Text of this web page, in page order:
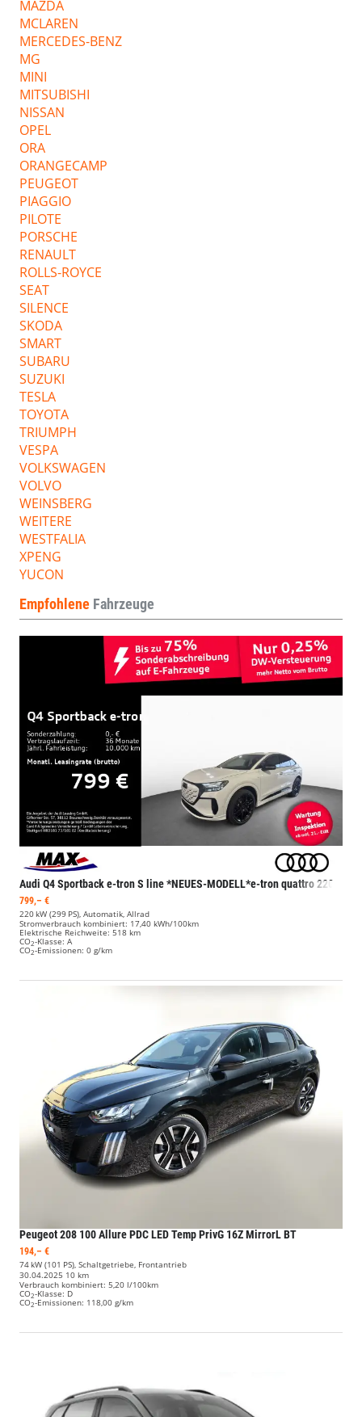
MAZDA
MCLAREN
MERCEDES-BENZ
MG
MINI
MITSUBISHI
NISSAN
OPEL
ORA
ORANGECAMP
PEUGEOT
PIAGGIO
PILOTE
PORSCHE
RENAULT
ROLLS-ROYCE
SEAT
SILENCE
SKODA
SMART
SUBARU
SUZUKI
TESLA
TOYOTA
TRIUMPH
VESPA
VOLKSWAGEN
VOLVO
WEINSBERG
WEITERE
WESTFALIA
XPENG
YUCON
Empfohlene Fahrzeuge
Audi Q4 Sportback e-tronS line *NEUES-MODELL*e-tron quattro 220 kW
799,– €
220 kW (299 PS), Automatik, Allrad
Stromverbrauch kombiniert: 17,40 kWh/100km
Elektrische Reichweite: 518 km
CO2-Klasse: A
CO2-Emissionen: 0 g/km
Peugeot 208 100 Allure PDC LED Temp PrivG 16Z MirrorL BT
194,– €
74 kW (101 PS), Schaltgetriebe, Frontantrieb
30.04.2025 10 km
Verbrauch kombiniert: 5,20 l/100km
CO2-Klasse: D
CO2-Emissionen: 118,00 g/km